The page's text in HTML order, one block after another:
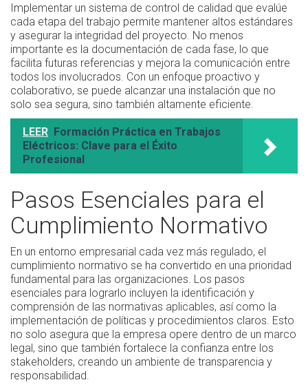
Implementar un sistema de control de calidad que evalúe
cada etapa del trabajo permite mantener altos estándares
y asegurar la integridad del proyecto. No menos
importante es la documentación de cada fase, lo que
facilita futuras referencias y mejora la comunicación entre
todos los involucrados. Con un enfoque proactivo y
colaborativo, se puede alcanzar una instalación que no
solo sea segura, sino también altamente eficiente.
LEER Formación Práctica en Trabajos
Eléctricos: Clave para el Éxito
Profesional
Pasos Esenciales para el
Cumplimiento Normativo
En un entorno empresarial cada vez más regulado, el
cumplimiento normativo se ha convertido en una prioridad
fundamental para las organizaciones. Los pasos
esenciales para lograrlo incluyen la identificación y
comprensión de las normativas aplicables, así como la
implementación de políticas y procedimientos claros. Esto
no solo asegura que la empresa opere dentro de un marco
legal, sino que también fortalece la confianza entre los
stakeholders, creando un ambiente de transparencia y
responsabilidad.